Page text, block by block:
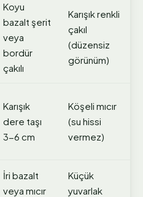
Koyu
bazalt şerit
veya
bordür
çakılı
Karışık renkli
çakıl
(düzensiz
görünüm)
Karışık
dere taşı
3-6 cm
Köşeli mıcır
(su hissi
vermez)
İri bazalt
veya mıcır
Küçük
yuvarlak